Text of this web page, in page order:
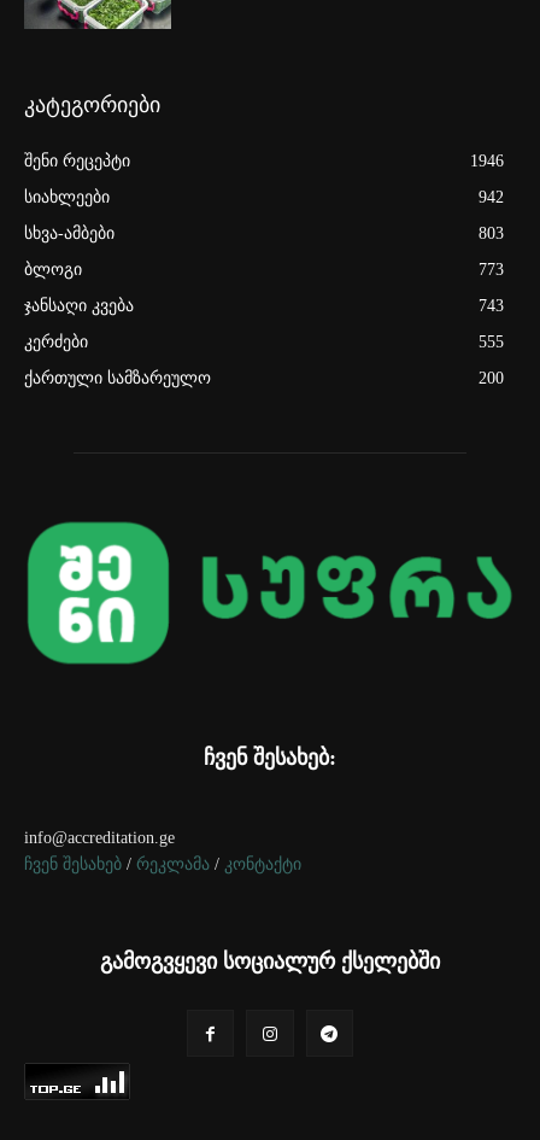
კატეგორიები
შენი რეცეპტი
1946
სიახლეები
942
სხვა-ამბები
803
ბლოგი
773
ჯანსაღი კვება
743
კერძები
555
ქართული სამზარეულო
200
ჩვენ შესახებ:
info@accreditation.ge
ჩვენ შესახებ / რეკლამა / კონტაქტი
გამოგვყევი სოციალურ ქსელებში